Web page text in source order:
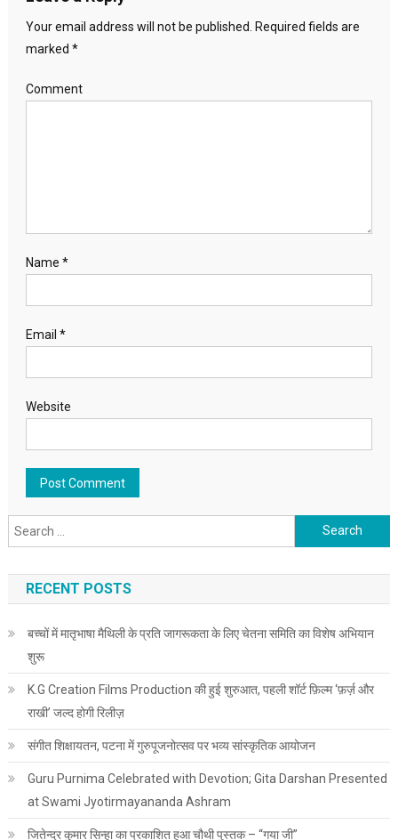
Your email address will not be published.
Required fields are
marked *
Comment
Name *
Email *
Website
Search for:
RECENT POSTS
बच्चों में मातृभाषा मैथिली के प्रति जागरूकता के लिए चेतना समिति का विशेष अभियान
शुरू
K.G Creation Films Production की हुई शुरुआत, पहली शॉर्ट फ़िल्म ‘फ़र्ज़ और
राखी’ जल्द होगी रिलीज़
संगीत शिक्षायतन, पटना में गुरुपूजनोत्सव पर भव्य सांस्कृतिक आयोजन
Guru Purnima Celebrated with Devotion; Gita Darshan Presented
at Swami Jyotirmayananda Ashram
जितेन्द्र कुमार सिन्हा का प्रकाशित हुआ चौथी पुस्तक – “गया जी”